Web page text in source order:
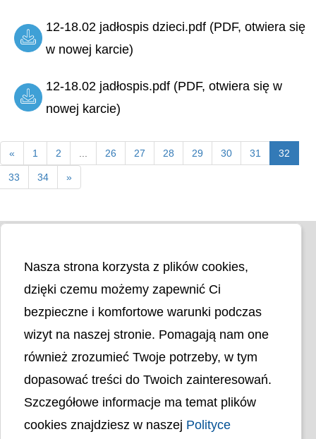
12-18.02 jadłospis dzieci.pdf (PDF, otwiera się
w nowej karcie)
12-18.02 jadłospis.pdf (PDF, otwiera się w
nowej karcie)
« 1 2 26 27 28 29 30 31 32
33 34 »
Liczba odwiedzin
Polityka prywatności
Mapa strony
Ochrona Danych Osobowych
Nasza strona korzysta z plików cookies,
dzięki czemu możemy zapewnić Ci
bezpieczne i komfortowe warunki podczas
wizyt na naszej stronie. Pomagają nam one
również zrozumieć Twoje potrzeby, w tym
dopasować treści do Twoich zainteresowań.
Szczegółowe informacje ma temat plików
cookies znajdziesz w naszej Polityce